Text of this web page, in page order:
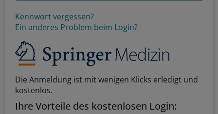
Kennwort vergessen?
Ein anderes Problem beim Login?
Die Anmeldung ist mit wenigen Klicks erledigt und
kostenlos.
Ihre Vorteile des kostenlosen Login: